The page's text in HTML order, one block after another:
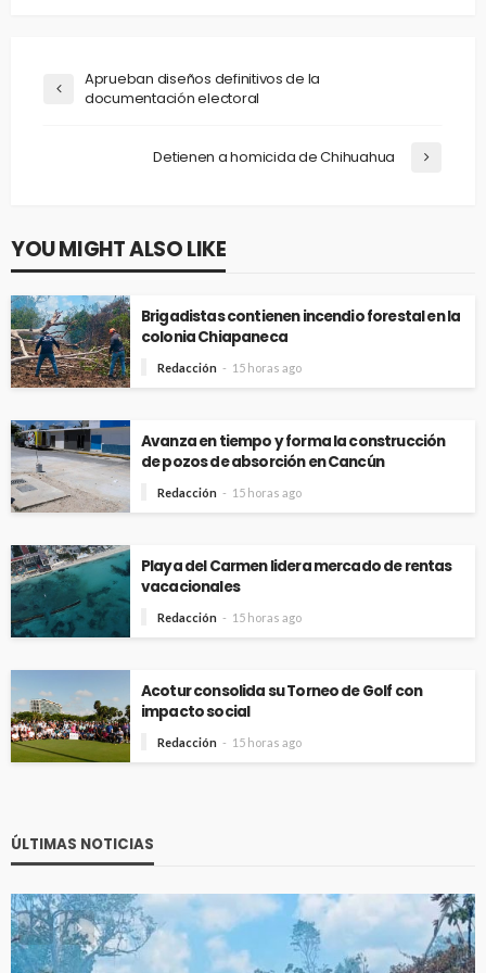
Aprueban diseños definitivos de la
documentación electoral
Detienen a homicida de Chihuahua
YOU MIGHT ALSO LIKE
Brigadistas contienen incendio forestal en la
colonia Chiapaneca
Redacción 15 horas ago
Avanza en tiempo y forma la construcción
de pozos de absorción en Cancún
Redacción 15 horas ago
Playa del Carmen lidera mercado de rentas
vacacionales
Redacción 15 horas ago
Acotur consolida su Torneo de Golf con
impacto social
Redacción 15 horas ago
ÚLTIMAS NOTICIAS